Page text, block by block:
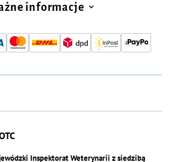
informacje
Inspektorat Weterynarii z siedzibą